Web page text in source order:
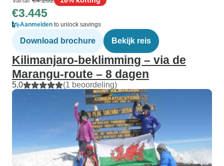
€3.445
Aanmelden to unlock savings
Download brochure Bekijk reis
Kilimanjaro-beklimming – via de
Marangu-route – 8 dagen
5,0 (1 beoordeling)